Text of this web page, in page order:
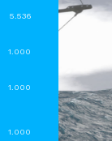
5.536
1.000
1.000
1.000